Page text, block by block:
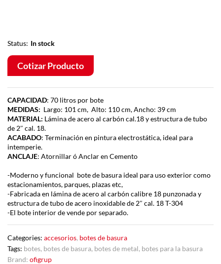
Status: In stock
Cotizar Producto
CAPACIDAD: 70 litros por bote
MEDIDAS: Largo: 101 cm, Alto: 110 cm, Ancho: 39 cm
MATERIAL: Lámina de acero al carbón cal.18 y estructura de tubo
de 2″ cal. 18.
ACABADO: Terminación en pintura electrostática, ideal para
intemperie.
ANCLAJE: Atornillar ó Anclar en Cemento
-Moderno y funcional bote de basura ideal para uso exterior como
estacionamientos, parques, plazas etc,
-Fabricada en lámina de acero al carbón calibre 18 punzonada y
estructura de tubo de acero inoxidable de 2″ cal. 18 T-304
-El bote interior de vende por separado.
Categories: accesorios, botes de basura
Tags: botes, botes de basura, botes de metal, botes para la basura
Brand: ofigrup